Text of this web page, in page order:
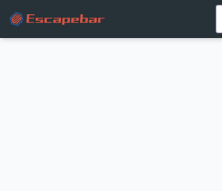
跳至主要內容